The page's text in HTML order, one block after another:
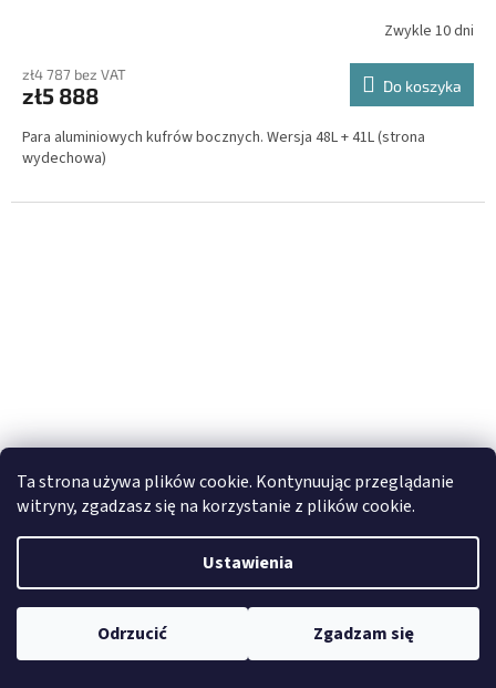
Ta strona używa plików cookie. Kontynuując przeglądanie
witryny, zgadzasz się na korzystanie z plików cookie.
Ustawienia
Odrzucić Zgadzam się
T
I
S
Zwykle 10 dni
zł4 787 bez VAT
zł5 888 Do koszyka
Para aluminiowych kufrów bocznych. Wersja 48L + 41L (strona
wydechowa)
W magazynie